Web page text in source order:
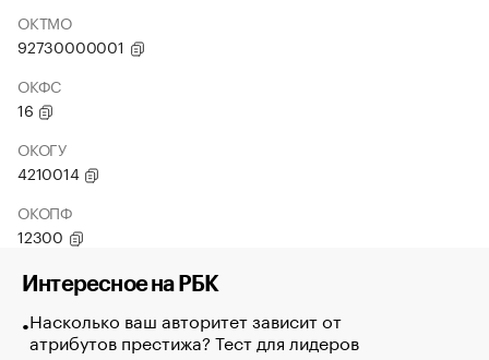
ОКТМО
92730000001
ОКФС
16
ОКОГУ
4210014
ОКОПФ
12300
Интересное на РБК
Насколько ваш авторитет зависит от
атрибутов престижа? Тест для лидеров